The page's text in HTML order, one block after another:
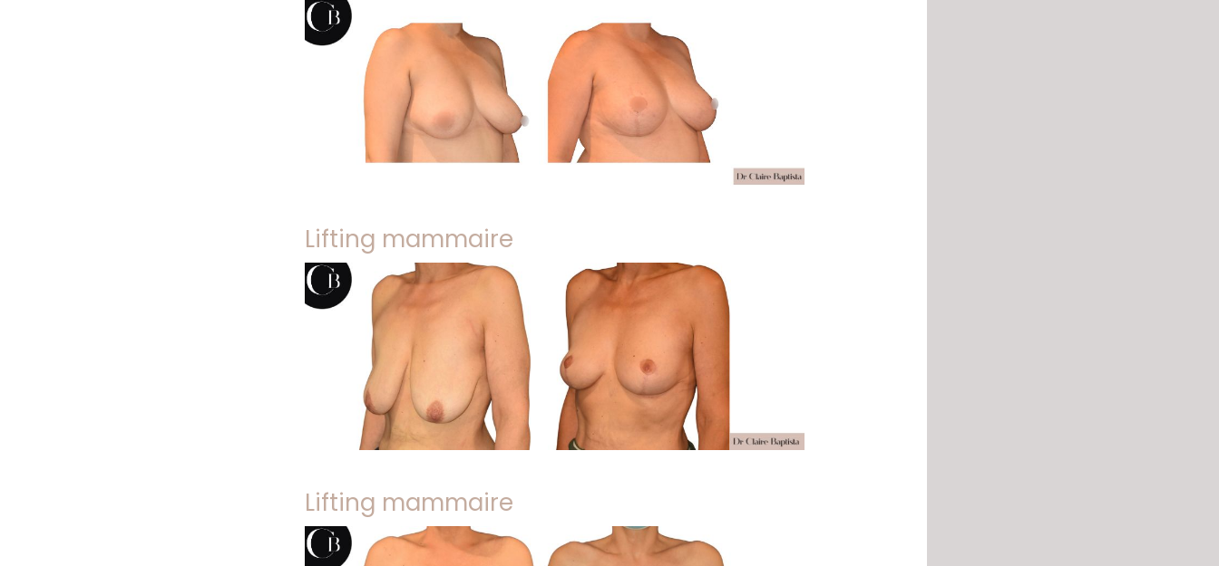
Lifting mammaire
Lifting mammaire